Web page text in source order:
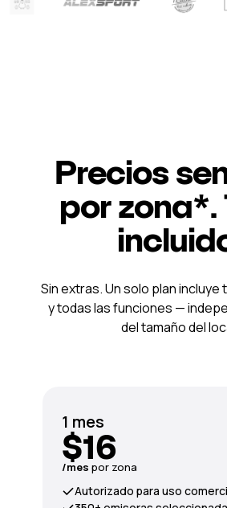
Precios
por zona*.
1 mes
$16
/mes por zona
Autorizado para uso
Sin extras. Un solo plan
y todas las funciones —
del tamaño del